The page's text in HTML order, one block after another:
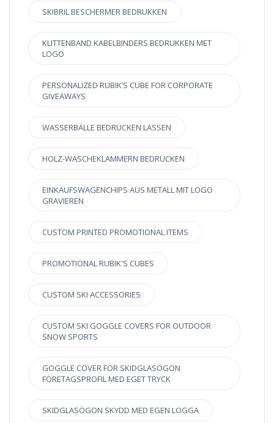
SKIBRIL BESCHERMER BEDRUKKEN
KLITTENBAND KABELBINDERS BEDRUKKEN MET
LOGO
PERSONALIZED RUBIK’S CUBE FOR CORPORATE
GIVEAWAYS
WASSERBÄLLE BEDRUCKEN LASSEN
HOLZ-WÄSCHEKLAMMERN BEDRUCKEN
EINKAUFSWAGENCHIPS AUS METALL MIT LOGO
GRAVIEREN
CUSTOM PRINTED PROMOTIONAL ITEMS
PROMOTIONAL RUBIK'S CUBES
CUSTOM SKI ACCESSORIES
CUSTOM SKI GOGGLE COVERS FOR OUTDOOR
SNOW SPORTS
GOGGLE COVER FÖR SKIDGLASÖGON
FÖRETAGSPROFIL MED EGET TRYCK
SKIDGLASÖGON SKYDD MED EGEN LOGGA